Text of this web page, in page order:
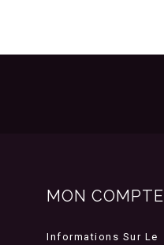
MON COMPTE
Informations Sur Le